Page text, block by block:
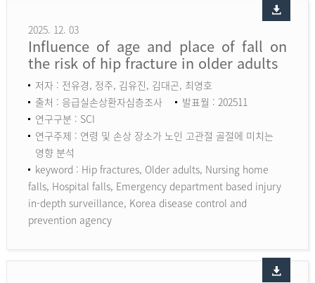
2025. 12. 03
Influence of age and place of fall on
the risk of hip fracture in older adults
저자 : 전유경, 정주, 김유진, 김대곤, 최영호
출처 : 응급실손상환자심층조사
발표월 : 202511
연구구분 : SCI
연구주제 : 연령 및 손상 장소가 노인 고관절 골절에 미치는
영향 분석
keyword : Hip fractures, Older adults, Nursing home
falls, Hospital falls, Emergency department based injury
in-depth surveillance, Korea disease control and
prevention agency